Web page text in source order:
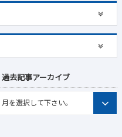
過去記事アーカイブ